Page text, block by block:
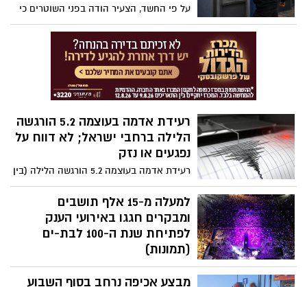
על פי החשד, הצעיר הודה בפני השוטרים כי
גרם לנזק לאחר שהבנק סירב לאפשר לו
למשוך כספים. בית המשפט האריך את מעצרו
בשלושה ימים וקבע כי קיימת מסוכנות, בין
היתר בשל הרשעה קודמת בעבירה דומה
ומאסר על תנאי התלוי ועומד נגדו
רעידת אדמה בעוצמה 5.2 הורגשה
הלילה ברחבי ישראל; לא דווח על
נפגעים או נזק
רעידת אדמה בעוצמה 5.2 הורגשה הלילה (בין
ראשון לשני) בשעה 03:00 לערך באזורים רבים
ברחבי ישראל, לאחר שמוקד הרעש אותר
באזור סואץ שבמצרים
למעלה מ-15 אלף תושבים
ומבקרים חגגו באירועי הענק
לפתיחת שנת ה-100 לבת-ים
(תמונות)
אירועי הפתיחה של חגיגות שנת ה-100
לבת-ים, שהתקיימו בין התאריכים 29–31 ביולי,מבצע אכיפה נרחב בסוף השבוע